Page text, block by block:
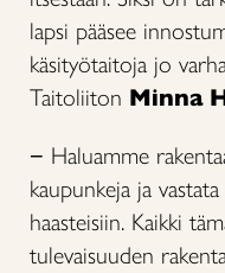
lapsi pääsee
käsityötaitoja jo
Taitoliiton Minna
− Haluamme
kaupunkeja ja
haasteisiin. Kaikki
tulevaisuuden